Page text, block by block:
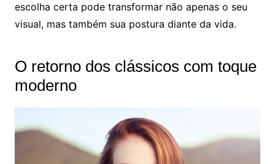
escolha certa pode transformar não apenas o seu
visual, mas também sua postura diante da vida.
O retorno dos clássicos com toque
moderno